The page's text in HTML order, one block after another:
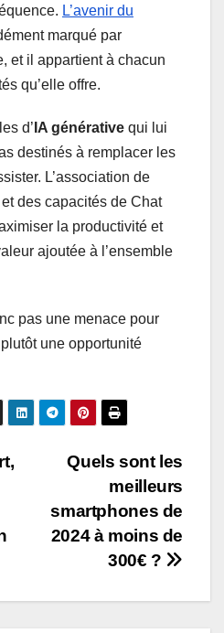
L’avenir du
marqué par
et il appartient à chacun
qu’elle offre.
d’ IA générative qui lui
destinés à remplacer les
L’association de
des capacités de Chat
la productivité et
ajoutée à l’ensemble
pas une menace pour
une opportunité
Quels sont les
meilleurs
smartphones de
2024 à moins de
300€ ?